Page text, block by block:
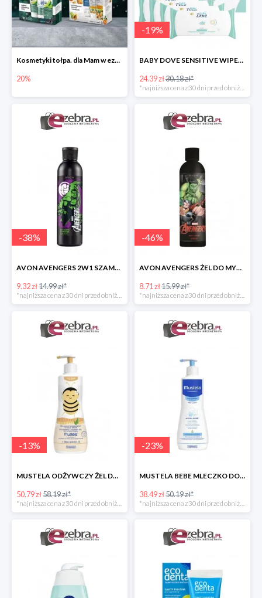
Kosmetyki tołpa. dla Mam w ezebra.pl do -20%
20%
-19%
BABY DOVE SENSITIVE WIPES CHUSTECZKI PIELĘGNACYJNE 200 szt.
24.39 zł30.18 zł*
-38%
AVON AVENGERS 2W1 SZAMPON DO WŁOSÓW I ODŻYWKA
9.32 zł14.99 zł*
*najniższa cena z 30 dni przed obniżką
-46%
AVON AVENGERS ŻEL DO MYCIA CIAŁA
8.71 zł15.99 zł*
*najniższa cena z 30 dni przed obniżką
-13%
MUSTELA ODŻYWCZY ŻEL DO MYCIA DLA DZIECI
50.79 zł58.19 zł*
-23%
MUSTELA BEBE MLECZKO DO CIAŁA DLA DZIECI
38.49 zł50.19 zł*